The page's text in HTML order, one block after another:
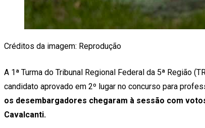
Créditos da imagem: Reprodução
A 1ª Turma do Tribunal Regional Federal da 5ª Região
candidato aprovado em 2º lugar no concurso para
os desembargadores chegaram à sessão com
Cavalcanti.